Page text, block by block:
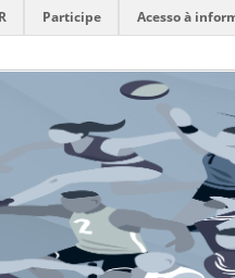
Participe Acesso à